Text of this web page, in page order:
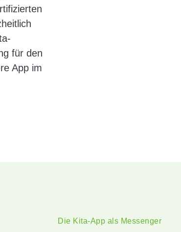
für den
App im
Die Kita-App als Messenger